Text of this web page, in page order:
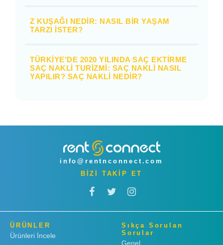
Z KUŞAĞI NEDIR: NASIL BIR YAŞAM
TARZI İSTER?
TÜRKIYE'DE 2020 YILINDA SAÇ EKTIRME
SAÇ NAKLI TURIZMI: SAÇ NAKLI NASIL
YAPILIR? SAÇ NAKLI NEDIR?
info@rentnconnect.com
BİZİ TAKİP ET
ÜRÜNLER
Ürünleri İncele
Sıkça Sorulan
Sorular
Genel